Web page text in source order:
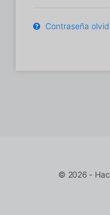
Contraseña
© 2026 -